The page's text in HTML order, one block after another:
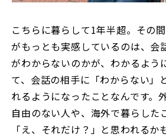
こちらに暮らして1年半超。その
がもっとも実感しているのは、会
がわからないのかが、わかるよう
て、会話の相手に「わからない」
れるようになったことなんです。
自由のない人や、海外で暮らした
「え、それだけ？」と思われるか